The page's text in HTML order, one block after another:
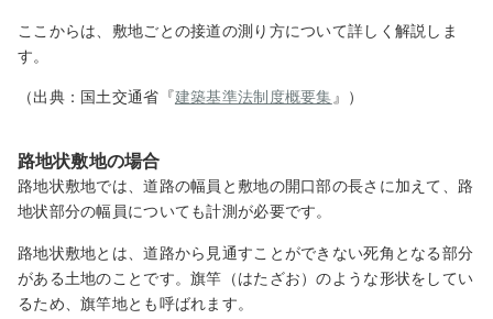
ここからは、敷地ごとの接道の測り方について詳しく解説しま
す。
（出典：国土交通省『建築基準法制度概要集 』）
路地状敷地の場合
路地状敷地では、道路の幅員と敷地の開口部の長さに加えて、路
地状部分の幅員についても計測が必要です。
路地状敷地とは、道路から見通すことができない死角となる部分
がある土地のことです。旗竿（はたざお）のような形状をしてい
るため、旗竿地とも呼ばれます。